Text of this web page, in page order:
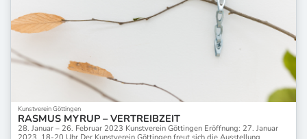
Kunstverein Göttingen
RASMUS MYRUP – VERTREIBZEIT
28. Januar – 26. Februar 2023 Kunstverein Göttingen Eröffnung: 27. Januar